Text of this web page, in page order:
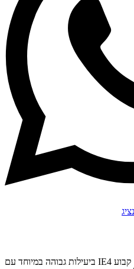
סדרת EPM – טכנולוגיית מנוע מגנט קבוע IE4 ביעילות גבוהה במיוחד עם